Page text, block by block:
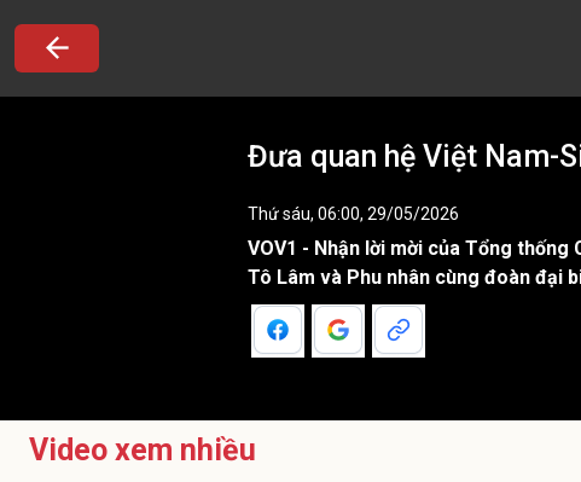
Đưa quan hệ Việt Nam-
Thứ sáu, 06:00, 29/05/2026
VOV1 - Nhận lời mời của Tổng
Tô Lâm và Phu nhân cùng đoàn đại
Video xem nhiều